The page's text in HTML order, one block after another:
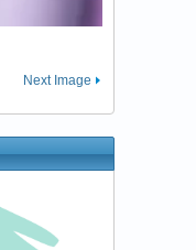
Next Image